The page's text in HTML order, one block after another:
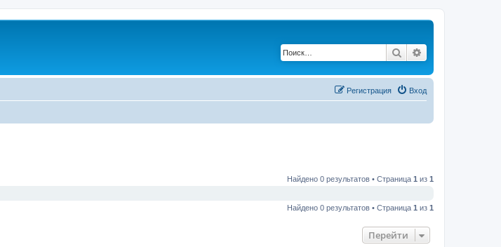
Поиск
Вход
Регистрация
Найдено 0 результатов • Страница 1 из 1
Найдено 0 результатов • Страница 1 из 1
Перейти